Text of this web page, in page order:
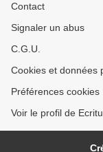
Contact
Signaler un abus
C.G.U.
Cookies et données
Préférences cookies
Voir le profil de